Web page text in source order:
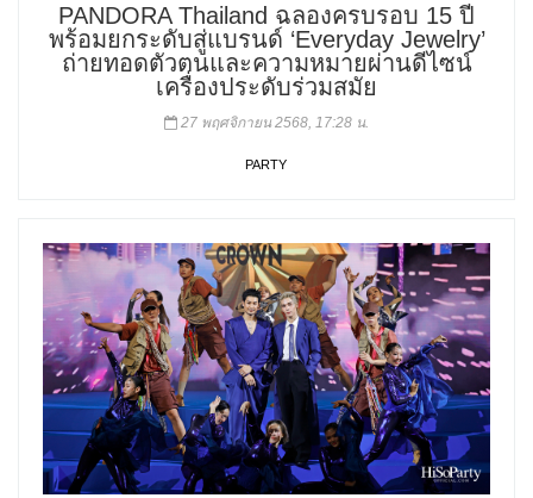
PANDORA Thailand ฉลองครบรอบ 15 ปี
พร้อมยกระดับสู่แบรนด์ ‘Everyday Jewelry’
ถ่ายทอดตัวตนและความหมายผ่านดีไซน์
เครื่องประดับร่วมสมัย
27 พฤศจิกายน 2568, 17:28 น.
PARTY